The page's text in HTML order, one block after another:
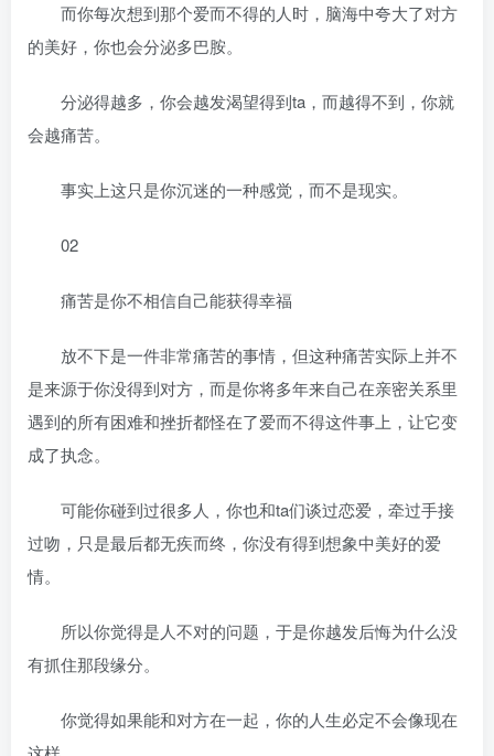
而你每次想到那个爱而不得的人时，脑海中夸大了对方
的美好，你也会分泌多巴胺。
分泌得越多，你会越发渴望得到ta，而越得不到，你就
会越痛苦。
事实上这只是你沉迷的一种感觉，而不是现实。
02
痛苦是你不相信自己能获得幸福
放不下是一件非常痛苦的事情，但这种痛苦实际上并不
是来源于你没得到对方，而是你将多年来自己在亲密关系里
遇到的所有困难和挫折都怪在了爱而不得这件事上，让它变
成了执念。
可能你碰到过很多人，你也和ta们谈过恋爱，牵过手接
过吻，只是最后都无疾而终，你没有得到想象中美好的爱
情。
所以你觉得是人不对的问题，于是你越发后悔为什么没
有抓住那段缘分。
你觉得如果能和对方在一起，你的人生必定不会像现在